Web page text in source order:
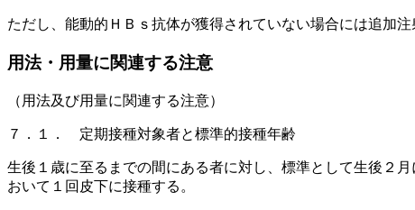
ただし、能動的ＨＢｓ抗体が獲得されていない場合には追加注
用法・用量に関連する注意
（用法及び用量に関連する注意）
７．１． 定期接種対象者と標準的接種年齢
生後１歳に至るまでの間にある者に対し、標準として生後２
おいて１回皮下に接種する。